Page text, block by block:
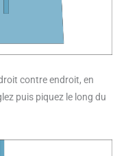
contre endroit, en
puis piquez le long du